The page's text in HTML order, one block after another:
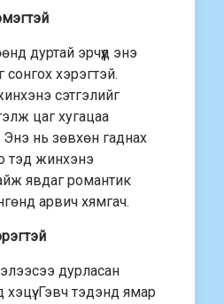
дуртай эрчүүд энэ
сонгох хэрэгтэй.
сэтгэлийг
цаг хугацаа
Энэ нь зөвхөн гаднах
тэд жинхэнэ
явдаг романтик
арвич хямгач.
дурласан
Гэвч тэдэнд ямар